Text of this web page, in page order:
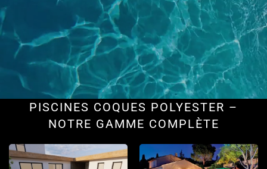
PISCINES COQUES POLYESTER –
NOTRE GAMME COMPLÈTE